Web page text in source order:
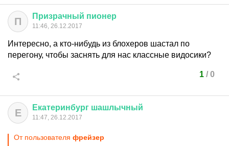
П Призрачный пионер
11:46, 26.12.2017
Интересно, а кто-нибудь из блохеров шастал по
перегону, чтобы заснять для нас классные видосики?
1/ 0
Е Екатеринбург шашлычный
11:47, 26.12.2017
От пользователя фрейзер